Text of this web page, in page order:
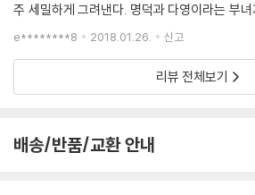
주 세밀하게 그려낸다. 명덕과 다영이라는 부녀
간의 만남을 가진다는 내용을 가진 이 소설은
다. 서로가 서로에게 서운함을 느끼지만, 결
e********8 2018.01.26. 신고
리뷰 전체보기
배송/반품/교환 안내